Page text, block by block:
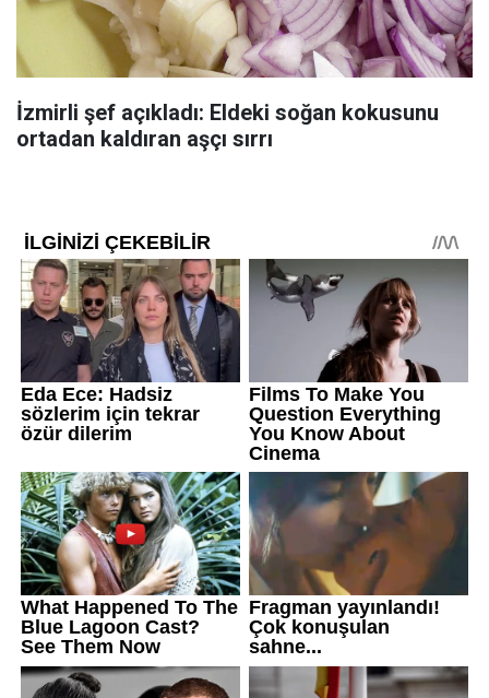
İzmirli şef açıkladı: Eldeki soğan kokusunu
ortadan kaldıran aşçı sırrı